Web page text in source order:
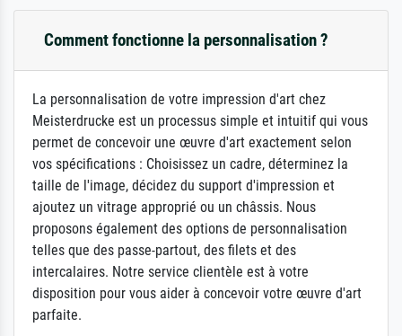
Comment fonctionne la personnalisation ?
La personnalisation de votre impression d'art chez
Meisterdrucke est un processus simple et intuitif qui vous
permet de concevoir une œuvre d'art exactement selon
vos spécifications : Choisissez un cadre, déterminez la
taille de l'image, décidez du support d'impression et
ajoutez un vitrage approprié ou un châssis. Nous
proposons également des options de personnalisation
telles que des passe-partout, des filets et des
intercalaires. Notre service clientèle est à votre
disposition pour vous aider à concevoir votre œuvre d'art
parfaite.